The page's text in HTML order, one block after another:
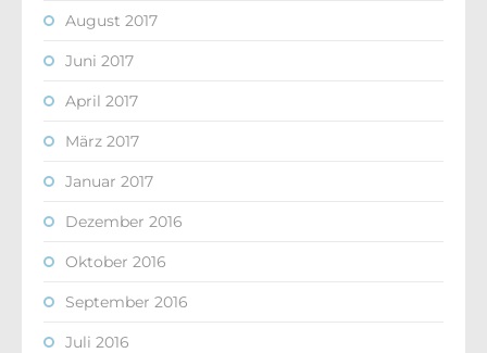
August 2017
Juni 2017
April 2017
März 2017
Januar 2017
Dezember 2016
Oktober 2016
September 2016
Juli 2016